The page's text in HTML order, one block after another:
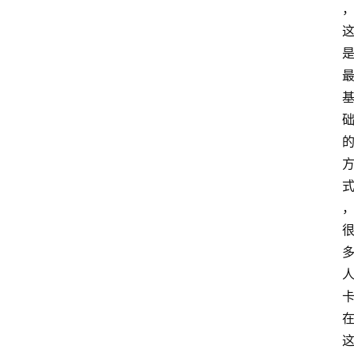
，
这
是
最
基
础
的
方
式
，
很
多
人
卡
在
这